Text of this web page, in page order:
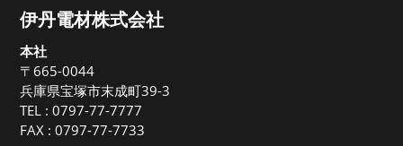
伊丹電材株式会社
本社
〒665-0044
兵庫県宝塚市末成町39-3
TEL :0797-77-7777
FAX : 0797-77-7733